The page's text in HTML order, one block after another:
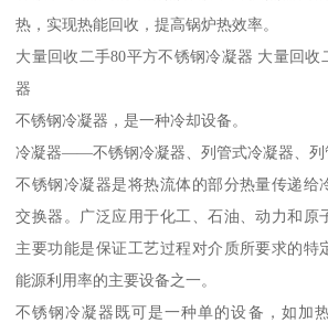
热，实现热能回收，提高锅炉热效率。
大量回收二手80平方不锈钢冷凝器 大量回收
器
不锈钢冷凝器，是一种冷却设备。
冷凝器——不锈钢冷凝器、列管式冷凝器、列
不锈钢冷凝器是将热流体的部分热量传递给
交换器。广泛应用于化工、石油、动力和原
主要功能是保证工艺过程对介质所要求的特
能源利用率的主要设备之一。
不锈钢冷凝器既可是一种单的设备，如加